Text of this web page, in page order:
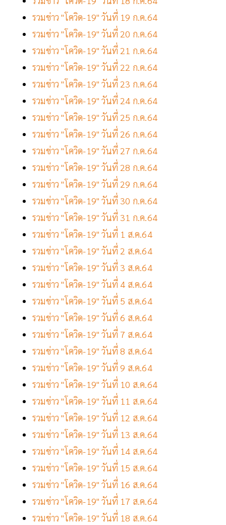
รวมข่าว "โควิด-19" วันที่ 19 ก.ค.64
รวมข่าว "โควิด-19" วันที่ 20 ก.ค.64
รวมข่าว "โควิด-19" วันที่ 21 ก.ค.64
รวมข่าว "โควิด-19" วันที่ 22 ก.ค.64
รวมข่าว "โควิด-19" วันที่ 23 ก.ค.64
รวมข่าว "โควิด-19" วันที่ 24 ก.ค.64
รวมข่าว "โควิด-19" วันที่ 25 ก.ค.64
รวมข่าว "โควิด-19" วันที่ 26 ก.ค.64
รวมข่าว "โควิด-19" วันที่ 27 ก.ค.64
รวมข่าว "โควิด-19" วันที่ 28 ก.ค.64
รวมข่าว "โควิด-19" วันที่ 29 ก.ค.64
รวมข่าว "โควิด-19" วันที่ 30 ก.ค.64
รวมข่าว "โควิด-19" วันที่ 31 ก.ค.64
รวมข่าว "โควิด-19" วันที่ 1 ส.ค.64
รวมข่าว "โควิด-19" วันที่ 2 ส.ค.64
รวมข่าว "โควิด-19" วันที่ 3 ส.ค.64
รวมข่าว "โควิด-19" วันที่ 4 ส.ค.64
รวมข่าว "โควิด-19" วันที่ 5 ส.ค.64
รวมข่าว "โควิด-19" วันที่ 6 ส.ค.64
รวมข่าว "โควิด-19" วันที่ 7 ส.ค.64
รวมข่าว "โควิด-19" วันที่ 8 ส.ค.64
รวมข่าว "โควิด-19" วันที่ 9 ส.ค.64
รวมข่าว "โควิด-19" วันที่ 10 ส.ค.64
รวมข่าว "โควิด-19" วันที่ 11 ส.ค.64
รวมข่าว "โควิด-19" วันที่ 12 ส.ค.64
รวมข่าว "โควิด-19" วันที่ 13 ส.ค.64
รวมข่าว "โควิด-19" วันที่ 14 ส.ค.64
รวมข่าว "โควิด-19" วันที่ 15 ส.ค.64
รวมข่าว "โควิด-19" วันที่ 16 ส.ค.64
รวมข่าว "โควิด-19" วันที่ 17 ส.ค.64
รวมข่าว "โควิด-19" วันที่ 18 ส.ค.64